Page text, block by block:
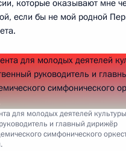
которые оказывают мне
если бы не мой родной
для молодых деятелей
и главный дирижёр
симфонического